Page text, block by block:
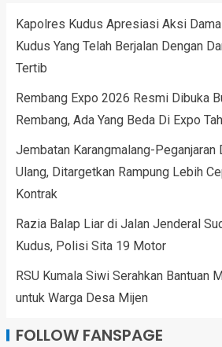
Kapolres Kudus Apresiasi Aksi
Kudus Yang Telah Berjalan Dengan
Tertib
Rembang Expo 2026 Resmi Dibuka
Rembang, Ada Yang Beda Di Expo
Jembatan Karangmalang-Peganjaran
Ulang, Ditargetkan Rampung Lebih
Kontrak
Razia Balap Liar di Jalan Jenderal
Kudus, Polisi Sita 19 Motor
RSU Kumala Siwi Serahkan Bantuan
untuk Warga Desa Mijen
FOLLOW FANSPAGE